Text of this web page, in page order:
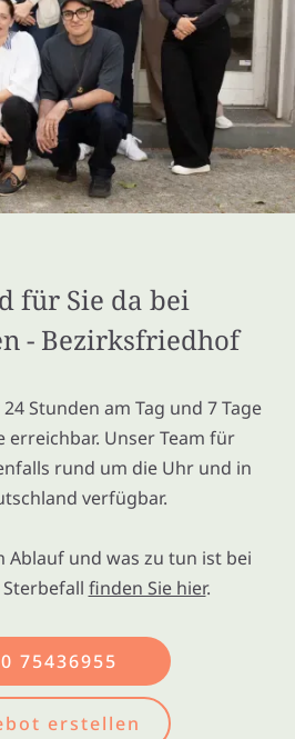
für Sie da bei
- Bezirksfriedhof
Stunden am Tag und 7 Tage
erreichbar. Unser Team für
rund um die Uhr und in
verfügbar.
und was zu tun ist bei
finden Sie hier.
75436955
erstellen